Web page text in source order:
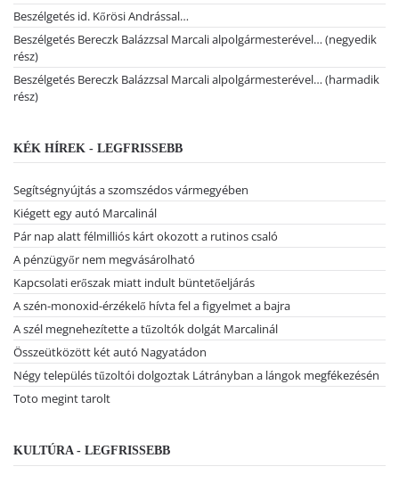
Beszélgetés id. Kőrösi Andrással…
Beszélgetés Bereczk Balázzsal Marcali alpolgármesterével… (negyedik
rész)
Beszélgetés Bereczk Balázzsal Marcali alpolgármesterével… (harmadik
rész)
KÉK HÍREK - LEGFRISSEBB
Segítségnyújtás a szomszédos vármegyében
Kiégett egy autó Marcalinál
Pár nap alatt félmilliós kárt okozott a rutinos csaló
A pénzügyőr nem megvásárolható
Kapcsolati erőszak miatt indult büntetőeljárás
A szén-monoxid-érzékelő hívta fel a figyelmet a bajra
A szél megnehezítette a tűzoltók dolgát Marcalinál
Összeütközött két autó Nagyatádon
Négy település tűzoltói dolgoztak Látrányban a lángok megfékezésén
Toto megint tarolt
KULTÚRA - LEGFRISSEBB